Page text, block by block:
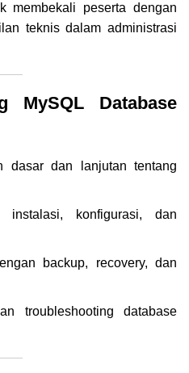
membekali peserta dengan
teknis dalam administrasi
MySQL Database
dasar dan lanjutan tentang
instalasi, konfigurasi, dan
backup, recovery, dan
troubleshooting database